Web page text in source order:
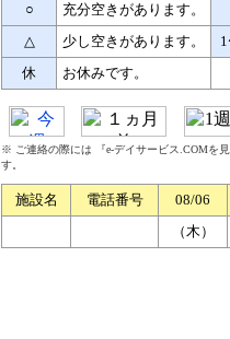
○
充分空きがあります。
△
少し空きがあります。
休
お休みです。
※ ご連絡の際には 『e-デイサービス.COMを
す。
施設名 電話番号 08/06
（木）